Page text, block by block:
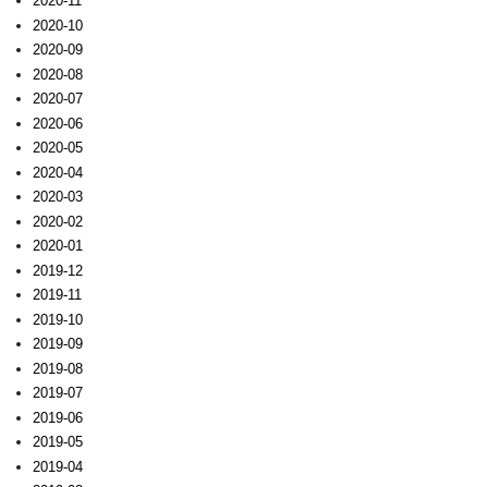
2020-10
2020-09
2020-08
2020-07
2020-06
2020-05
2020-04
2020-03
2020-02
2020-01
2019-12
2019-11
2019-10
2019-09
2019-08
2019-07
2019-06
2019-05
2019-04